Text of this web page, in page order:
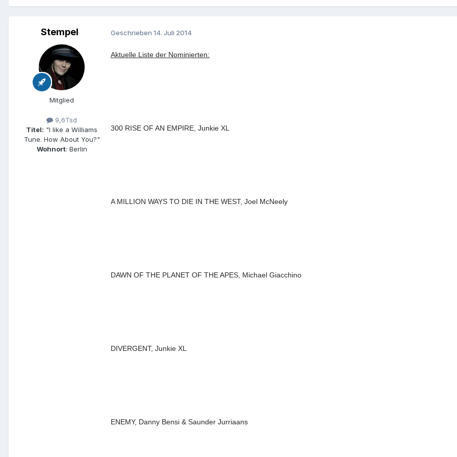
Stempel
Mitglied
9,6Tsd
Titel: "I like a Williams
Tune. How About You?"
Wohnort: Berlin
Geschrieben 14. Juli 2014
Aktuelle Liste der Nominierten:
300 RISE OF AN EMPIRE, Junkie XL
A MILLION WAYS TO DIE IN THE WEST, Joel McNeely
DAWN OF THE PLANET OF THE APES, Michael Giacchino
DIVERGENT, Junkie XL
ENEMY, Danny Bensi & Saunder Jurriaans